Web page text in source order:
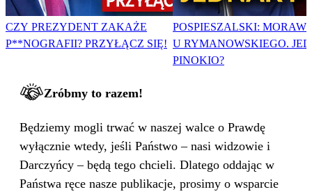
CZY PREZYDENT ZAKAŻE
P**NOGRAFII? PRZYŁĄCZ SIĘ!
POSPIESZALSKI:
U RYMANOWSKIEGO.
PINOKIO?
Zróbmy to razem!
Będziemy mogli trwać w naszej walce o Prawdę
wyłącznie wtedy, jeśli Państwo – nasi widzowie i
Darczyńcy – będą tego chcieli. Dlatego oddając w
Państwa ręce nasze publikacje, prosimy o wsparcie